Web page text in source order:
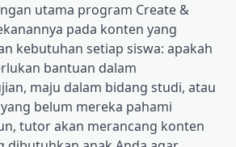
utama program Create &
pada konten yang
kebutuhan setiap siswa: apakah
bantuan dalam
maju dalam bidang studi, atau
belum mereka pahami
tutor akan merancang konten